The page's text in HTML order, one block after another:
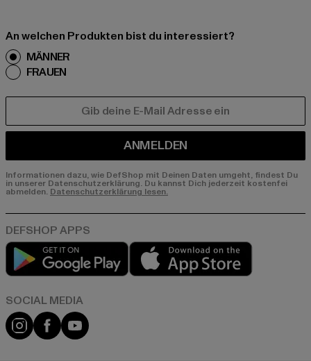
An welchen Produkten bist du interessiert?
MÄNNER
FRAUEN
ANMELDEN
Informationen dazu, wie DefShop mit Deinen Daten umgeht, findest Du
in unserer Datenschutzerklärung. Du kannst Dich jederzeit kostenfei
abmelden.Datenschutzerklärung lesen.
Play market
Instagram
FacebookYouTube